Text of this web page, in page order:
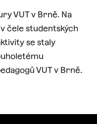
VUT v Brně. Na
čele studentských
se staly
VUT v Brně.